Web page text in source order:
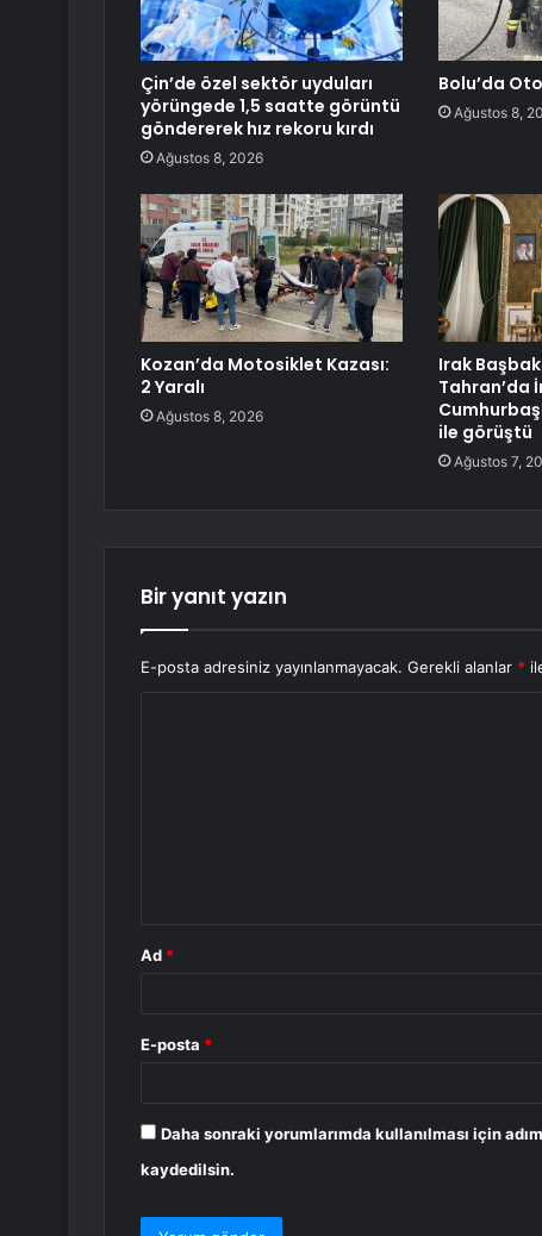
Çin’de özel sektör uyduları
yörüngede 1,5 saatte görüntü
göndererek hız rekoru kırdı
Ağustos 8, 2026
Bolu’da
Ağustos 8,
Kozan’da Motosiklet Kazası:
2 Yaralı
Ağustos 8, 2026
Irak
Tahran’da
ile görüştü
Ağustos 7,
Bir yanıt yazın
E-posta adresiniz yayınlanmayacak. Gerekli alanlar *
Ad *
E-posta *
Daha sonraki yorumlarımda kullanılması için
kaydedilsin.